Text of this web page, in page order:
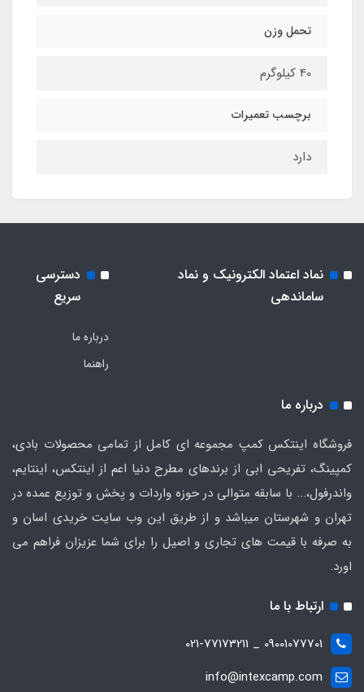
تحمل وزن
40 کیلوگرم
برچسب تعمیرات
دارد
نماد اعتماد الکترونیک و نماد
ساماندهی
دسترسی
سریع
درباره ما
راهنما
درباره ما
فروشگاه اینتکس کمپ مجموعه ای کامل از تمامی محصولات بادی،
کمپینگ، تفریحی ابی از برندهای مطرح دنیا اعم از اینتکس، اینتایم،
واندرفول،... با سابقه متوالی در حوزه واردات و پخش و توزیع عمده در
تهران و شهرستان میباشد و از طریق این وب سایت خریدی اسان و
به صرفه با قیمت های تجاری و اصیل را برای شما عزیزان فراهم می
اورد.
ارتباط با ما
09001077701 _ 021-77173211
info@intexcamp.com